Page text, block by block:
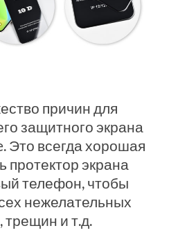
причин для
защитного экрана
Это всегда хорошая
протектор экрана
телефон, чтобы
нежелательных
трещин и т.д.